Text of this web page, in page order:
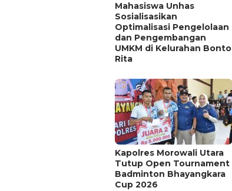
Mahasiswa Unhas
Sosialisasikan
Optimalisasi Pengelolaan
dan Pengembangan
UMKM di Kelurahan Bonto
Rita
Kapolres Morowali Utara
Tutup Open Tournament
Badminton Bhayangkara
Cup 2026